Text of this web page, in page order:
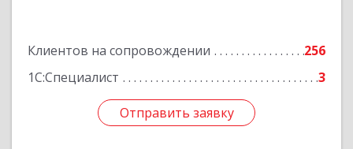
Клиентов на сопровождении
256
1С:Специалист
3
Отправить заявку
Отправить заявку